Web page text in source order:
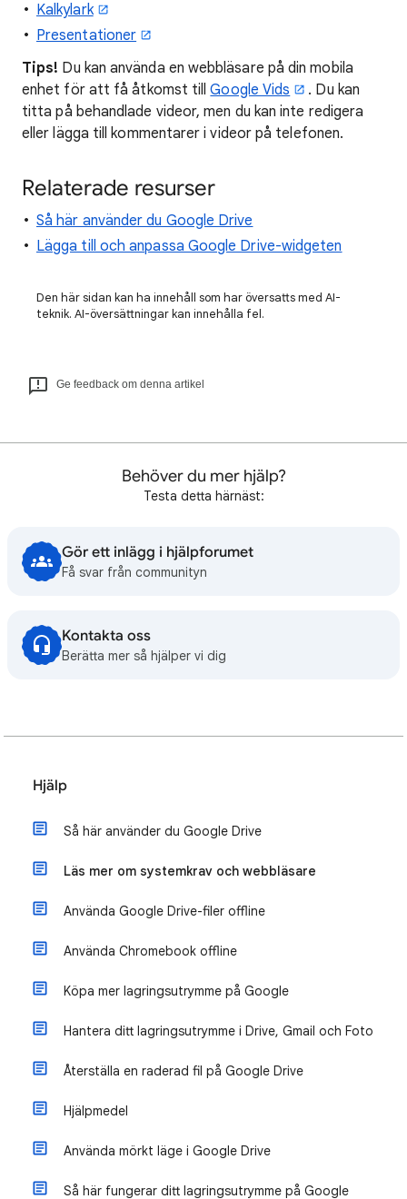
Kalkylark
Presentationer
Tips! Du kan använda en webbläsare på din mobila
enhet för att få åtkomst tillGoogle Vids
. Du kan
titta på behandlade videor, men du kan inte redigera
eller lägga till kommentarer i videor på telefonen.
Relaterade resurser
Så här använder du Google Drive
Lägga till och anpassa Google Drive-widgeten
Den här sidan kan ha innehåll som har översatts med AI-
teknik. AI-översättningar kan innehålla fel.
Ge feedback om denna artikel
Behöver du mer hjälp?
Testa detta härnäst:
Gör ett inlägg i hjälpforumet
Få svar från communityn
Kontakta oss
Berätta mer så hjälper vi dig
Hjälp
Så här använder du Google Drive
Läs mer om systemkrav och webbläsare
Använda Google Drive-filer offline
Använda Chromebook offline
Köpa mer lagringsutrymme på Google
Hantera ditt lagringsutrymme i Drive, Gmail och Foto
Återställa en raderad fil på Google Drive
Hjälpmedel
Använda mörkt läge i Google Drive
Så här fungerar ditt lagringsutrymme på Google